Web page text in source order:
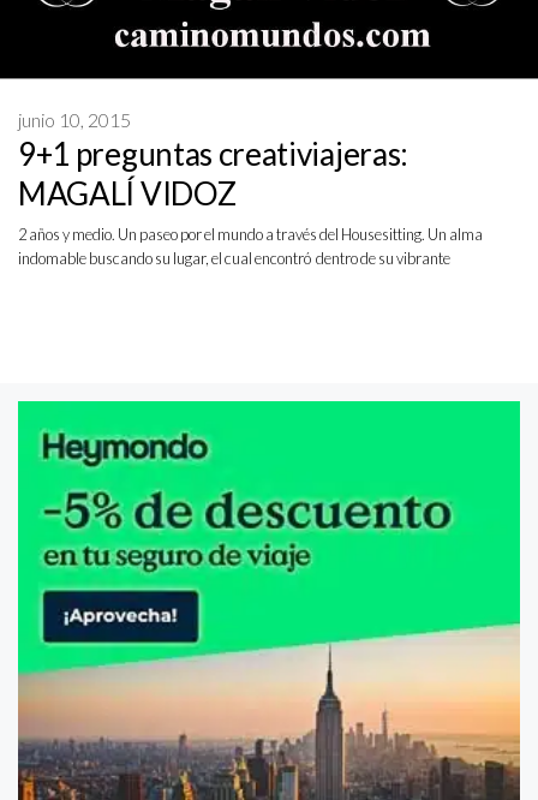
9+1 preguntas creativiajeras:
MAGALÍ VIDOZ
junio 10, 2015
2 años y medio. Un paseo por el mundo a través del Housesitting. Un alma
indomable buscando su lugar, el cual encontró dentro de su vibrante